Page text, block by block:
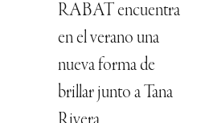
RABAT encuentra
en el verano una
nueva forma de
brillar junto a Tana